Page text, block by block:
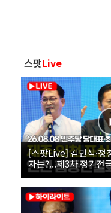
스팟Live
[스팟Live] 김민석·정
자는?...제3차 정기전
합동연설회 생중계 |